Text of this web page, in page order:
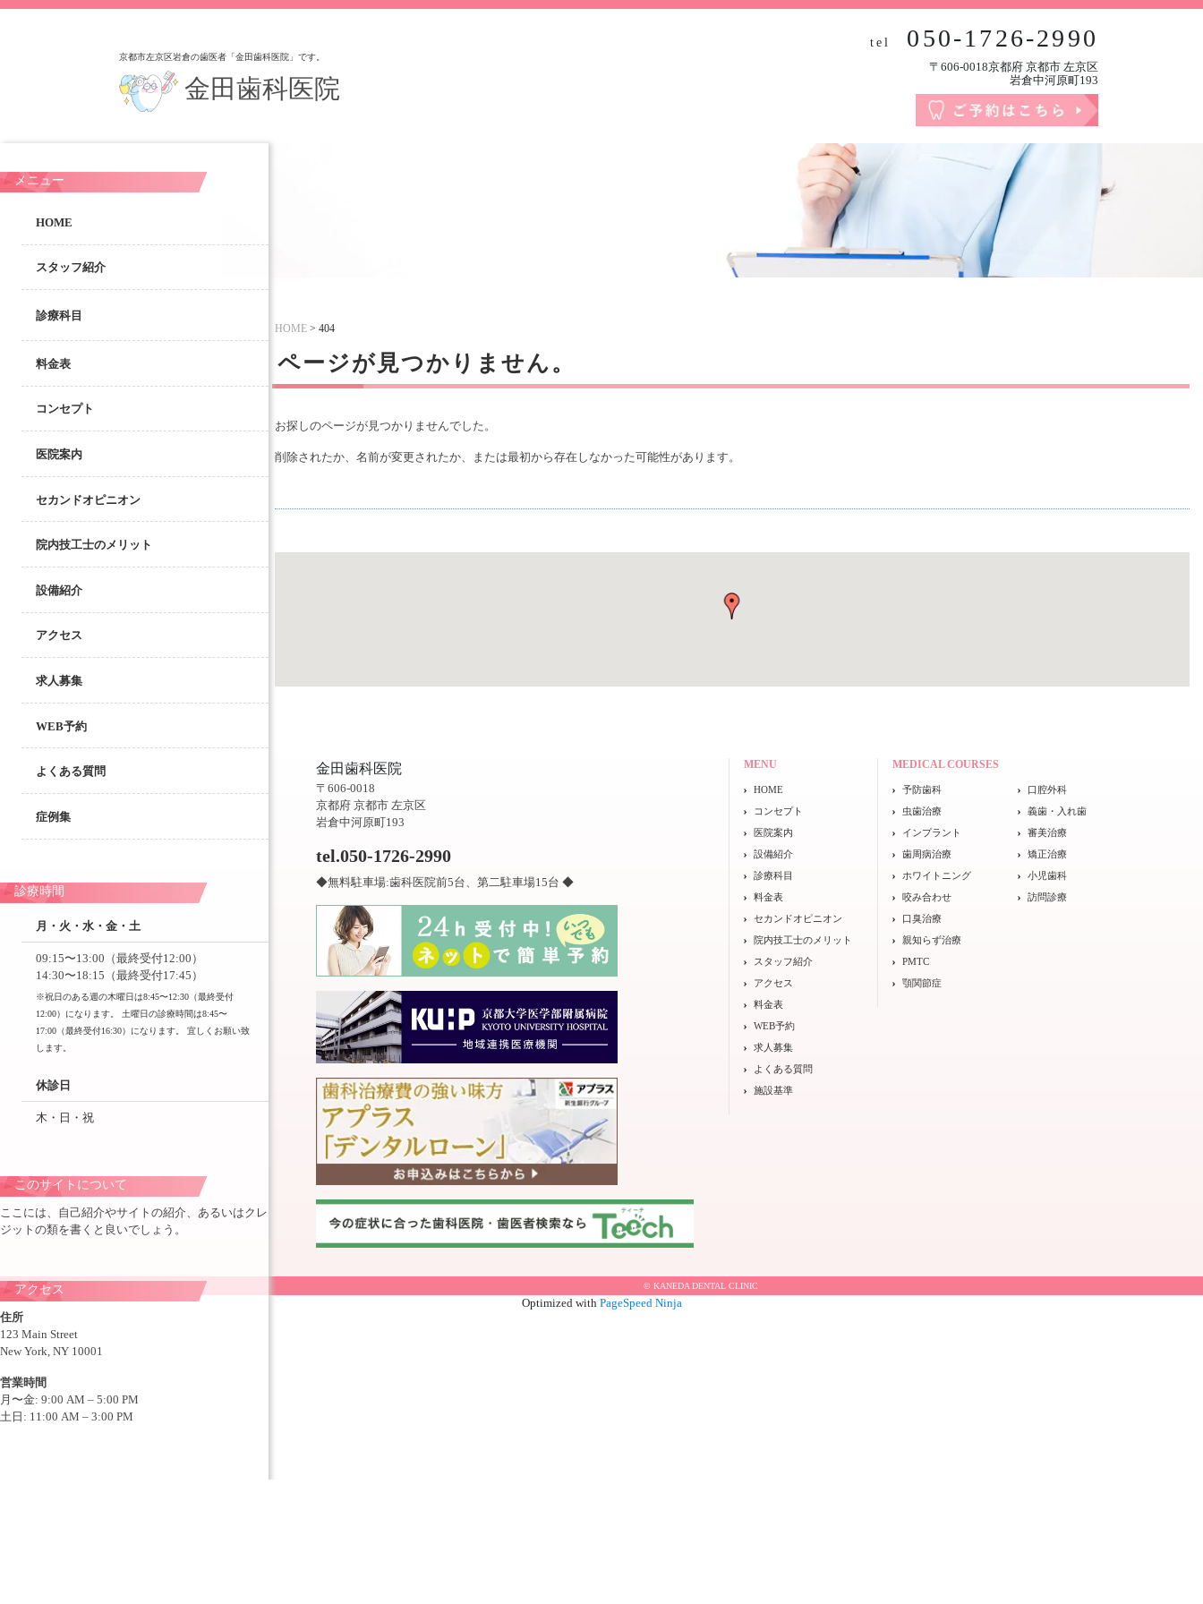
京都市左京区岩倉の歯医者「金田歯科医院」です。
金田歯科医院
tel 050-1726-2990
〒606-0018京都府 京都市 左京区
岩倉中河原町193
メニュー
HOME
スタッフ紹介
診療科目
料金表
コンセプト
医院案内
セカンドオピニオン
院内技工士のメリット
設備紹介
アクセス
求人募集
WEB予約
よくある質問
症例集
診療時間
月・火・水・金・土
09:15〜13:00（最終受付12:00）
14:30〜18:15（最終受付17:45）
※祝日のある週の木曜日は8:45〜12:30（最終受付
12:00）になります。 土曜日の診療時間は8:45〜
17:00（最終受付16:30）になります。 宜しくお願い致
します。
休診日
木・日・祝
このサイトについて
ここには、自己紹介やサイトの紹介、あるいはクレ
ジットの類を書くと良いでしょう。
アクセス
住所
123 Main Street
New York, NY 10001
営業時間
月〜金: 9:00 AM – 5:00 PM
土日: 11:00 AM – 3:00 PM
HOME > 404
ページが見つかりません。
お探しのページが見つかりませんでした。
削除されたか、名前が変更されたか、または最初から存在しなかった可能性があります。
金田歯科医院
〒606-0018
京都府 京都市 左京区
岩倉中河原町193
tel.050-1726-2990
◆無料駐車場:歯科医院前5台、第二駐車場15台 ◆
MENU
HOME
コンセプト
医院案内
設備紹介
診療科目
料金表
セカンドオピニオン
院内技工士のメリット
スタッフ紹介
アクセス
料金表
WEB予約
求人募集
よくある質問
施設基準
MEDICAL COURSES
予防歯科
虫歯治療
インプラント
歯周病治療
ホワイトニング
咬み合わせ
口臭治療
親知らず治療
PMTC
顎関節症
口腔外科
義歯・入れ歯
審美治療
矯正治療
小児歯科
訪問診療
© KANEDA DENTAL CLINIC
Optimized with PageSpeed Ninja